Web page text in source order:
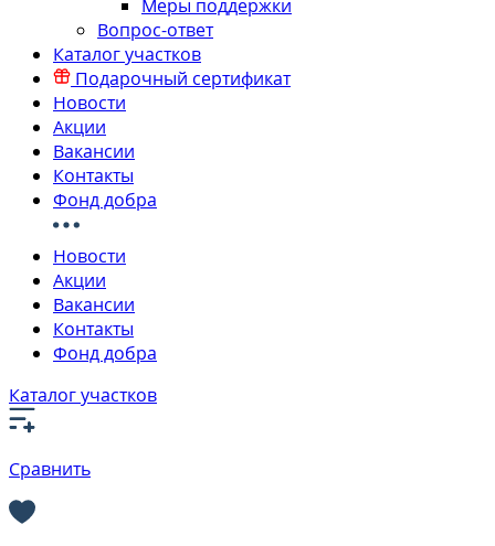
Меры поддержки
Вопрос-ответ
Каталог участков
Подарочный сертификат
Новости
Акции
Вакансии
Контакты
Фонд добра
Новости
Акции
Вакансии
Контакты
Фонд добра
Каталог участков
Сравнить